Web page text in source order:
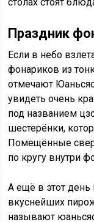
Праздник
Если в небо
фонариков из
отмечают
увидеть очень
под названием
шестерёнки,
Помещённые
по кругу внутри
А ещё в этот день
вкуснейших
называют